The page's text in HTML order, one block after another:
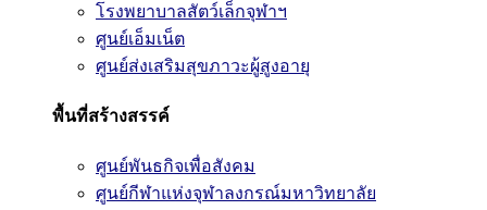
โรงพยาบาลสัตว์เล็กจุฬาฯ
ศูนย์เอ็มเน็ต
ศูนย์ส่งเสริมสุขภาวะผู้สูงอายุ
พื้นที่สร้างสรรค์
ศูนย์พันธกิจเพื่อสังคม
ศูนย์กีฬาแห่งจุฬาลงกรณ์มหาวิทยาลัย